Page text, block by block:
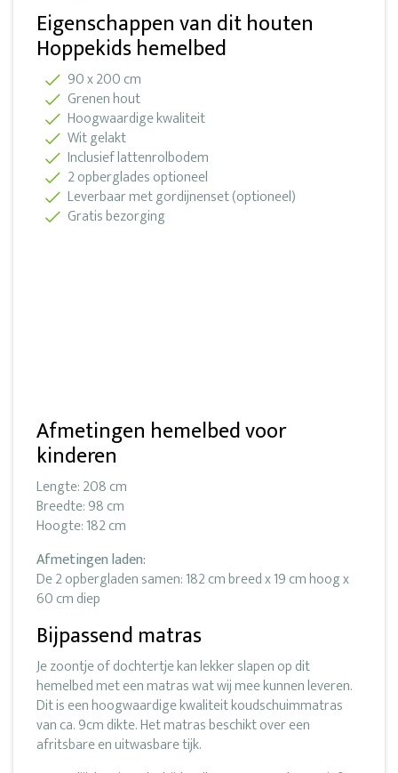
Eigenschappen van dit houten
Hoppekids hemelbed
90 x 200 cm
Grenen hout
Hoogwaardige kwaliteit
Wit gelakt
Inclusief lattenrolbodem
2 opberglades optioneel
Leverbaar met gordijnenset (optioneel)
Gratis bezorging
Afmetingen hemelbed voor
kinderen
Lengte: 208 cm
Breedte: 98 cm
Hoogte: 182 cm
Afmetingen laden:
De 2 opbergladen samen: 182 cm breed x 19 cm hoog x
60 cm diep
Bijpassend matras
Je zoontje of dochtertje kan lekker slapen op dit
hemelbed met een matras wat wij mee kunnen leveren.
Dit is een hoogwaardige kwaliteit koudschuimmatras
van ca. 9cm dikte. Het matras beschikt over een
afritsbare en uitwasbare tijk.